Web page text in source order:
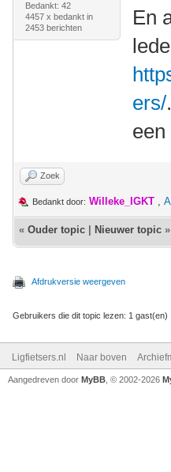
Bedankt: 42
4457 x bedankt in
2453 berichten
En
ers/
Zoek
Bedankt door: Willeke_IGKT ,
« Ouder topic Nieuwer topic »
Afdrukversie weergeven
Gebruikers die dit topic lezen: 1 gast(en)
Ligfietsers.nl Naar boven
Aangedreven door MyBB , © 2002-2026